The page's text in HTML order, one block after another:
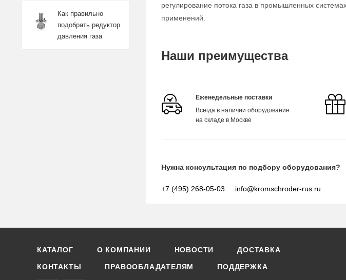
регулирование потока газа в промышленных
применений.
Наши преимущества
Еженедельные поставки
Всегда в наличии оборудование
на складе в Москве
Нужна консультация по подбору оборудования?
+7 (495) 268-05-03 info@kromschroder-rus.ru
Как правильно
подобрать редуктор
давления газа
КАТАЛОГ О КОМПАНИИ НОВОСТИ ДОСТАВКА
КОНТАКТЫ ПРАВООБЛАДАТЕЛЯМ ПОДДЕРЖКА